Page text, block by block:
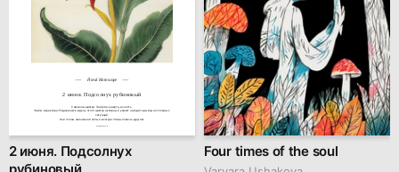
Floral Horoscope
2 июня. Подсолнух рубиновый
Символы цветка: Энергия, защита, ясность.
Черты характера: Родившиеся в день этого цветка активны и умеют находить выход из сложных
ситуаций.
Они полны жизненной силы и всегда готовы помочь другим.
2 июня. Подсолнух
Four times of the soul